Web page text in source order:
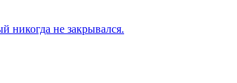
никогда не закрывался.